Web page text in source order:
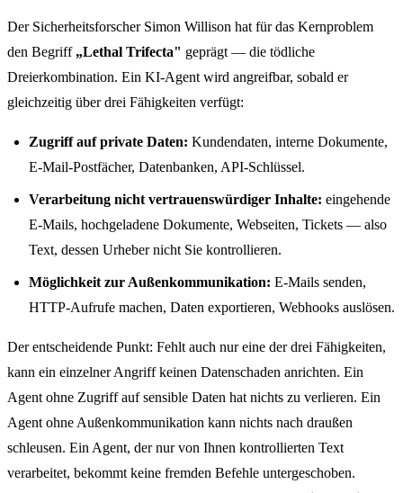
Der Sicherheitsforscher Simon Willison hat für das Kernproblem
den Begriff „Lethal Trifecta" geprägt — die tödliche
Dreierkombination. Ein KI-Agent wird angreifbar, sobald er
gleichzeitig über drei Fähigkeiten verfügt:
Zugriff auf private Daten: Kundendaten, interne Dokumente,
E-Mail-Postfächer, Datenbanken, API-Schlüssel.
Verarbeitung nicht vertrauenswürdiger Inhalte: eingehende
E-Mails, hochgeladene Dokumente, Webseiten, Tickets — also
Text, dessen Urheber nicht Sie kontrollieren.
Möglichkeit zur Außenkommunikation: E-Mails senden,
HTTP-Aufrufe machen, Daten exportieren, Webhooks auslösen.
Der entscheidende Punkt: Fehlt auch nur eine der drei Fähigkeiten,
kann ein einzelner Angriff keinen Datenschaden anrichten. Ein
Agent ohne Zugriff auf sensible Daten hat nichts zu verlieren. Ein
Agent ohne Außenkommunikation kann nichts nach draußen
schleusen. Ein Agent, der nur von Ihnen kontrollierten Text
verarbeitet, bekommt keine fremden Befehle untergeschoben.